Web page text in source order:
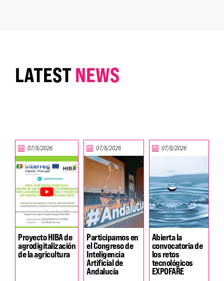
LATESTNEWS
07/8/2026
Proyecto HIBA de
agrodigitalización
de la agricultura
07/8/2026
Participamos en
el Congreso de
Inteligencia
Artificial de
Andalucía
07/8/2026
Abierta la
convocatoria de
los retos
tecnológicos
EXPOFARE